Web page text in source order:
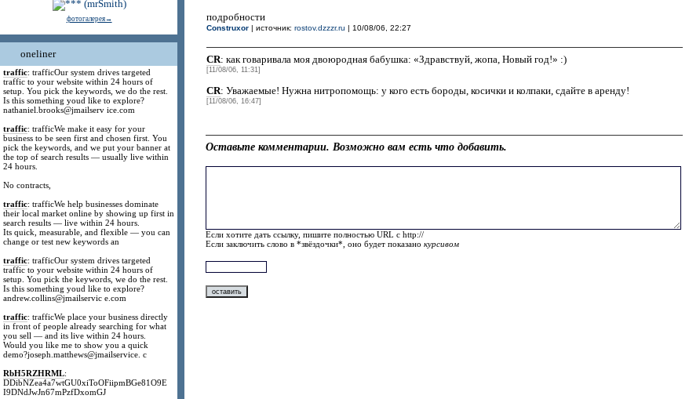
фотогалерея→
oneliner
traffic: trafficOur system drives targeted
traffic to your website within 24 hours of
setup. You pick the keywords, we do the rest.
Is this something youd like to explore?
nathaniel.brooks@jmailserv ice.com
traffic: trafficWe make it easy for your
business to be seen first and chosen first. You
pick the keywords, and we put your banner at
the top of search results — usually live within
24 hours.
No contracts,
traffic: trafficWe help businesses dominate
their local market online by showing up first in
search results — live within 24 hours.
Its quick, measurable, and flexible — you can
change or test new keywords an
traffic: trafficOur system drives targeted
traffic to your website within 24 hours of
setup. You pick the keywords, we do the rest.
Is this something youd like to explore?
andrew.collins@jmailservic e.com
traffic: trafficWe place your business directly
in front of people already searching for what
you sell — and its live within 24 hours.
Would you like me to show you a quick
demo?joseph.matthews@jmailservice. c
RbH5RZHRML:
DDibNZea4a7wtGU0xiToOFiipmBGe81O9E
I9DNdJwJn67mPzfDxomGJ
подробности
Construxor| источник: rostov.dzzzr.ru | 10/08/06, 22:27
CR: как говаривала моя двоюродная бабушка: «Здравствуй, жопа, Новый год!» :)
[11/08/06, 11:31]
CR: Уважаемые! Нужна нитропомощь: у кого есть бороды, косички и колпаки, сдайте в аренду!
[11/08/06, 16:47]
Оставьте комментарии. Возможно вам есть что добавить.
Если хотите дать ссылку, пишите полностью URL с http://
Если заключить слово в *звёздочки*, оно будет показанокурсивом